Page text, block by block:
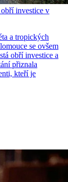
investice v
a tropických
se ovšem
obří investice a
přiznala
kteří je